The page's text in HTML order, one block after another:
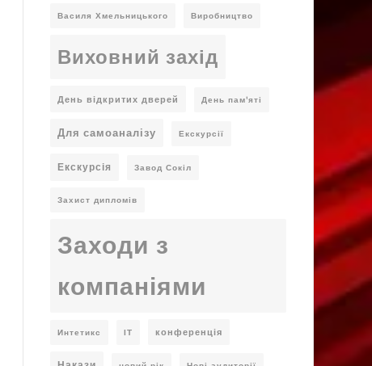
Василя Хмельницького Виробництво
Виховний захід
День відкритих дверей День пам'яті
Для самоаналізу Екскурсії
Екскурсія Завод Сокіл
Захист дипломів
Заходи з
компаніями
Интетикс ІТ конференція